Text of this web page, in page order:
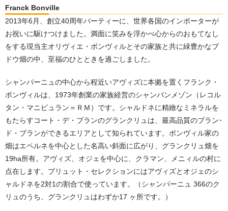
Franck Bonville
2013年6月、創立40周年パーティーに、世界各国のインポーターが
お祝いに駆けつけました。満面に笑みを浮かべ心からのおもてなし
をする現当主オリヴィエ・ボンヴィルとその家族と共に緑豊かなブ
ドウ畑の中、至福のひとときを過ごしました。
シャンパーニュの中心から程近いアヴィズに本拠を置くフランク・
ボンヴィルは、1973年創業の家族経営のシャンパンメゾン（レコル
タン・マニピュラン＝ＲＭ）です。シャルドネに精緻なミネラルを
もたらすコート・デ・ブランのグランクリュは、最高品質のブラン･
ド・ブランができるエリアとして知られています。ボンヴィル家の
畑はエペルネを中心とした名高い斜面に広がり、グランクリュ畑を
19ha所有。アヴィズ、オジェを中心に、クラマン、メニィルの村に
点在します。ブリュット・セレクションにはアヴィズとオジェのシ
ャルドネを2対1の割合で使っています。（シャンパーニュ 366のク
リュのうち、グランクリュはわずか17 ヶ所です。）